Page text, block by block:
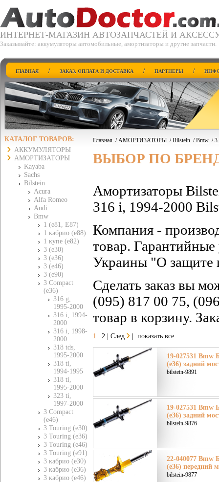
ИНТЕРНЕТ-МАГАЗИН АВТОЗАПЧАСТЕЙ И
Заказывайте: аккумуляторы автомобильные, амортизаторы и другие запчасти.
ГЛАВНАЯ / ЗАКАЗ, ОПЛАТА И ДОСТАВКА / ПАРТНЕРЫ /
КАТАЛОГ ТОВАРОВ:
АККУМУЛЯТОРЫ
АМОРТИЗАТОРЫ
Kayaba
Sachs
Bilstein
Acura
Alfa Romeo
Audi
Bmw
1 (e81, E87)
1 кабрио (e88)
1 купе (e82)
3 (e30)
3 (e36)
3 (e46)
3 (e90)
3 Compact
(e36)
316 g,
1995-2000
316 i, 1994-
2000
316 i, 1998-
2000
318 tds,
1995-2000
318 ti,
1994-1995
318 ti,
1995-2000
323 ti,
1997-2000
3 Compact
(e46)
3 Touring (e30)
3 Touring (e36)
3 Touring (e46)
3 Touring (e91)
3 кабрио (e30)
3 кабрио (e36)
3 кабрио (e46)
Главная /АМОРТИЗАТОРЫ /Bilstein /Bmw /3
ВЫБОР ПО
Амортизаторы
316 i, 1994-2000
Компания -
товар. Гарантийные
Украины "О защите
Сделать заказ вы
(095) 817 00 75,
товар в корзину.
1 2 След показать все
19-027531
(e36) задний
bilstein-9891
19-027531
(e36) задний
bilstein-9876
22-040077 Bmw
(e36) передний
bilstein-9877